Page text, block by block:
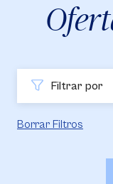
Filtrar por
Borrar Filtros